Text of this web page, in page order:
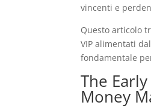
vincenti e
Questo articolo
VIP alimentati
fondamentale
The
Money